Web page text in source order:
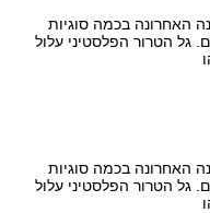
האחרונה בכמה סוגיות
גל הטרור הפלסטיני עלול
האחרונה בכמה סוגיות
גל הטרור הפלסטיני עלול